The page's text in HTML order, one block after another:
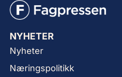
NYHETER
Nyheter
Næringspolitikk